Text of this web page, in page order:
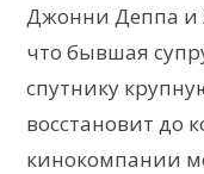
Джонни Деппа и
что бывшая
спутнику
восстановит до
кинокомпании